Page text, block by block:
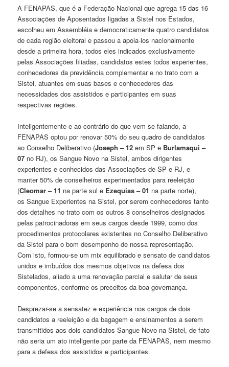
A FENAPAS, que é a Federação Nacional que agrega 15 das 16
Associações de Aposentados ligadas a Sistel nos Estados,
escolheu em Assembléia e democraticamente quatro candidatos
de cada região eleitoral e passou a apoia-los nacionalmente
desde a primeira hora, todos eles indicados exclusivamente
pelas Associações filiadas, candidatos estes todos experientes,
conhecedores da previdência complementar e no trato com a
Sistel, atuantes em suas bases e conhecedores das
necessidades dos assistidos e participantes em suas
respectivas regiões.
Inteligentemente e ao contrário do que vem se falando, a
FENAPAS optou por renovar 50% do seu quadro de candidatos
ao Conselho Deliberativo (Joseph – 12 em SP e Burlamaqui –
07 no RJ), os Sangue Novo na Sistel, ambos dirigentes
experientes e conhecidos das Associações de SP e RJ, e
manter 50% de conselheiros experimentados para reeleição
(Cleomar – 11 na parte sul e Ezequias – 01 na parte norte),
os Sangue Experientes na Sistel, por serem conhecedores tanto
dos detalhes no trato com os outros 8 conselheiros designados
pelas patrocinadoras em seus cargos desde 1999, como dos
procedimentos protocolares existentes no Conselho Deliberativo
da Sistel para o bom desempenho de nossa representação.
Com isto, formou-se um mix equilibrado e sensato de candidatos
unidos e imbuídos dos mesmos objetivos na defesa dos
Sistelados, aliado a uma renovação parcial e salutar de seus
componentes, conforme os preceitos da boa governança.
Desprezar-se a sensatez e experiência nos cargos de dois
candidatos a reeleição e da bagagem e ensinamentos a serem
transmitidos aos dois candidatos Sangue Novo na Sistel, de fato
não seria um ato inteligente por parte da FENAPAS, nem mesmo
para a defesa dos assistidos e participantes.